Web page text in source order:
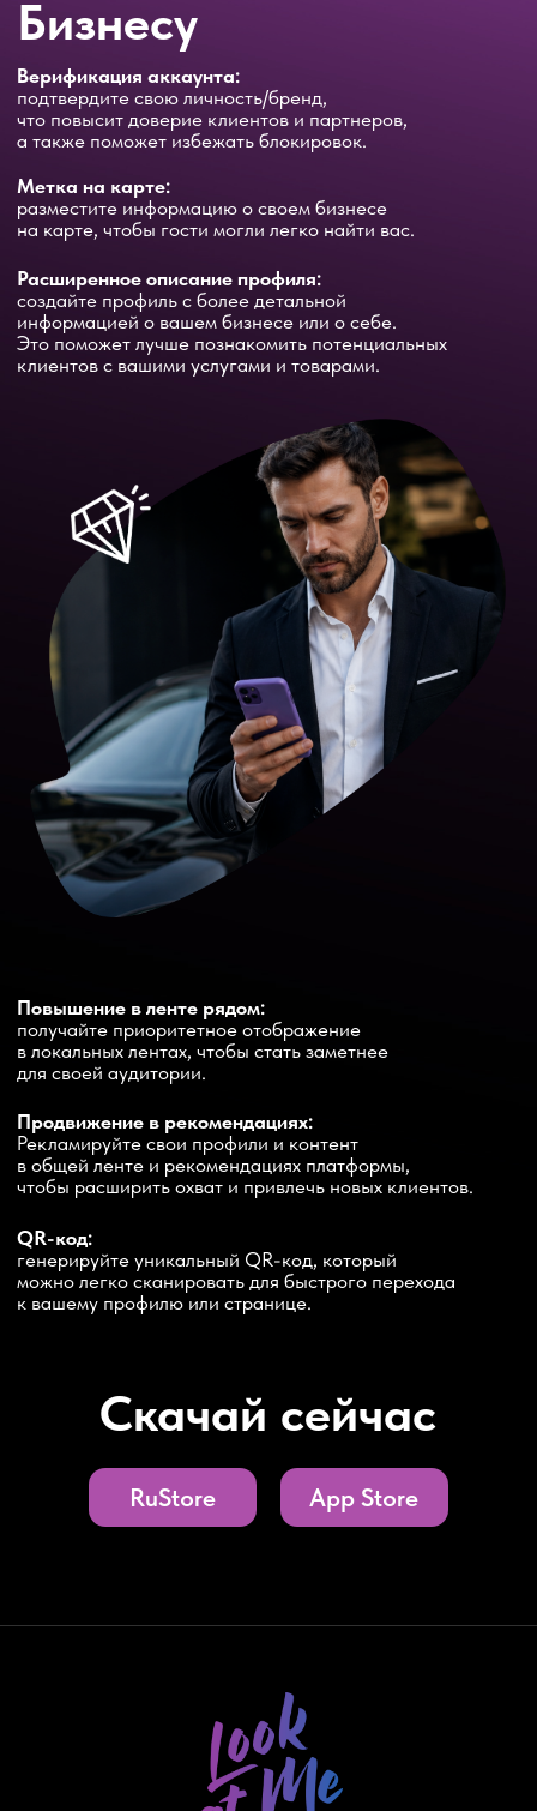
Скачай сейчас
QR-код:
генерируйте уникальный QR-код, который
можно легко сканировать для быстрого перехода
к вашему профилю или странице.
Продвижение в рекомендациях:
Рекламируйте свои профили и контент
в общей ленте и рекомендациях платформы,
чтобы расширить охват и привлечь новых клиентов.
получайте приоритетное отображение
в локальных лентах, чтобы стать заметнее
для своей аудитории.
клиентов с вашими услугами и товарами.
RuStore App Store